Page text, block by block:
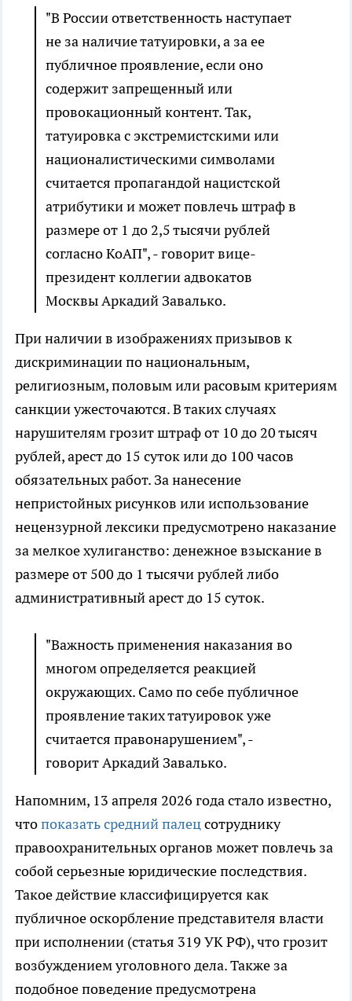
"В России ответственность наступает
не за наличие татуировки, а за ее
публичное проявление, если оно
содержит запрещенный или
провокационный контент. Так,
татуировка с экстремистскими или
националистическими символами
считается пропагандой нацистской
атрибутики и может повлечь штраф в
размере от 1 до 2,5 тысячи рублей
согласно КоАП", - говорит вице-
президент коллегии адвокатов
Москвы Аркадий Завалько.
При наличии в изображениях призывов к
дискриминации по национальным,
религиозным, половым или расовым критериям
санкции ужесточаются. В таких случаях
нарушителям грозит штраф от 10 до 20 тысяч
рублей, арест до 15 суток или до 100 часов
обязательных работ. За нанесение
непристойных рисунков или использование
нецензурной лексики предусмотрено наказание
за мелкое хулиганство: денежное взыскание в
размере от 500 до 1 тысячи рублей либо
административный арест до 15 суток.
"Важность применения наказания во
многом определяется реакцией
окружающих. Само по себе публичное
проявление таких татуировок уже
считается правонарушением", -
говорит Аркадий Завалько.
Напомним, 13 апреля 2026 года стало известно,
чтопоказать средний палецсотруднику
правоохранительных органов может повлечь за
собой серьезные юридические последствия.
Такое действие классифицируется как
публичное оскорбление представителя власти
при исполнении (статья 319 УК РФ), что грозит
возбуждением уголовного дела. Также за
подобное поведение предусмотрена